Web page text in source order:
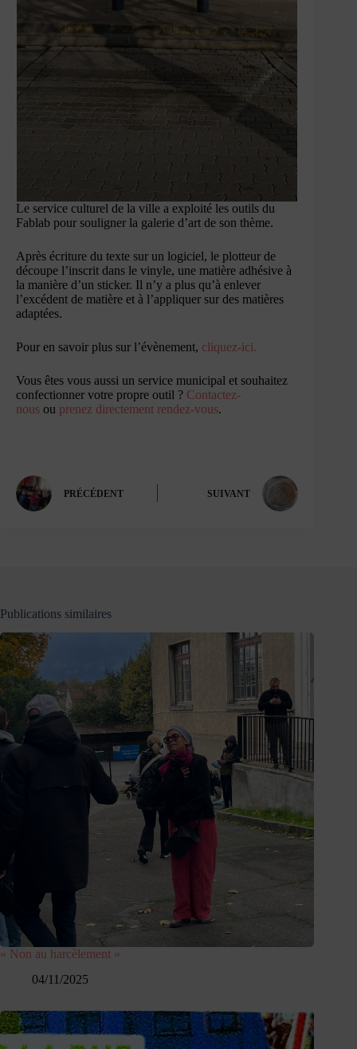
Le service culturel de la ville a exploité les outils du
Fablab pour souligner la galerie d’art de son thème.
Après écriture du texte sur un logiciel, le plotteur de
découpe l’inscrit dans le vinyle, une matière adhésive à
la manière d’un sticker. Il n’y a plus qu’à enlever
l’excédent de matière et à l’appliquer sur des matières
adaptées.
Pour en savoir plus sur l’évènement, cliquez-ici.
Vous êtes vous aussi un service municipal et souhaitez
confectionner votre propre outil ? Contactez-
nous ou prenez directement rendez-vous.
PRÉCÉDENT SUIVANT
Publications similaires
« Non au harcèlement »​
04/11/2025